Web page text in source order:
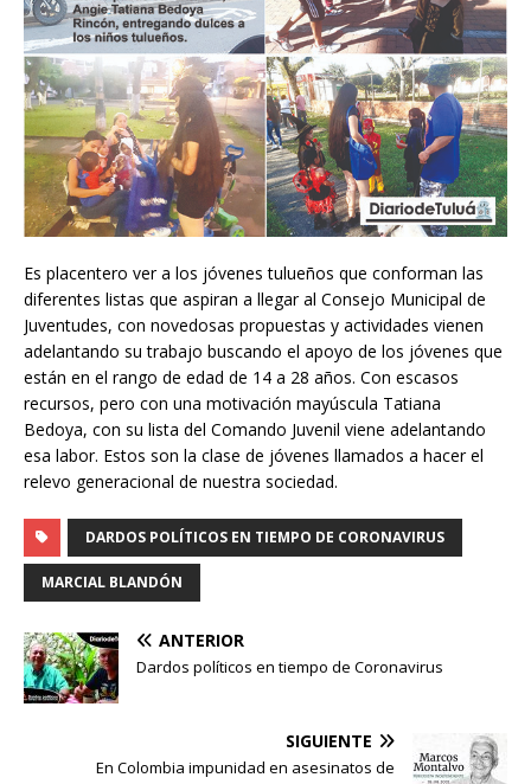
Es placentero ver a los jóvenes tulueños que conforman las
diferentes listas que aspiran a llegar al Consejo Municipal de
Juventudes, con novedosas propuestas y actividades vienen
adelantando su trabajo buscando el apoyo de los jóvenes que
están en el rango de edad de 14 a 28 años. Con escasos
recursos, pero con una motivación mayúscula Tatiana
Bedoya, con su lista del Comando Juvenil viene adelantando
esa labor. Estos son la clase de jóvenes llamados a hacer el
relevo generacional de nuestra sociedad.
DARDOS POLÍTICOS EN TIEMPO DE CORONAVIRUS
MARCIAL BLANDÓN
ANTERIOR
Dardos políticos en tiempo de Coronavirus
SIGUIENTE
En Colombia impunidad en asesinatos de